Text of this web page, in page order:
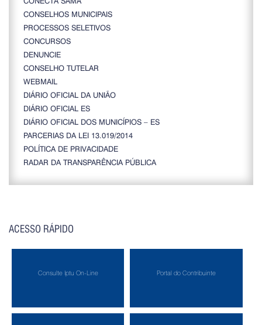
CONSELHOS MUNICIPAIS
PROCESSOS SELETIVOS
CONCURSOS
DENUNCIE
CONSELHO TUTELAR
WEBMAIL
DIÁRIO OFICIAL DA UNIÃO
DIÁRIO OFICIAL ES
DIÁRIO OFICIAL DOS MUNICÍPIOS – ES
PARCERIAS DA LEI 13.019/2014
POLÍTICA DE PRIVACIDADE
RADAR DA TRANSPARÊNCIA PÚBLICA
ACESSO RÁPIDO
Consulte Iptu On-Line Portal do Contribuinte